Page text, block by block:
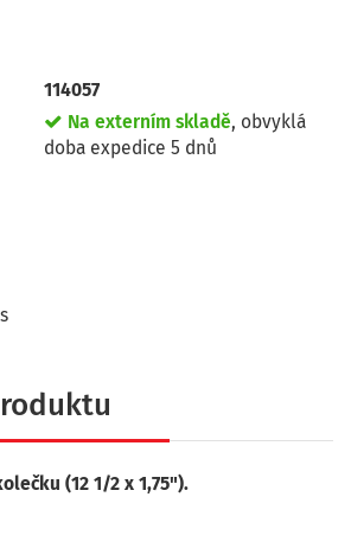
114057
Na externím skladě, obvyklá
doba expedice 5 dnů
(12 1/2 x 1,75").